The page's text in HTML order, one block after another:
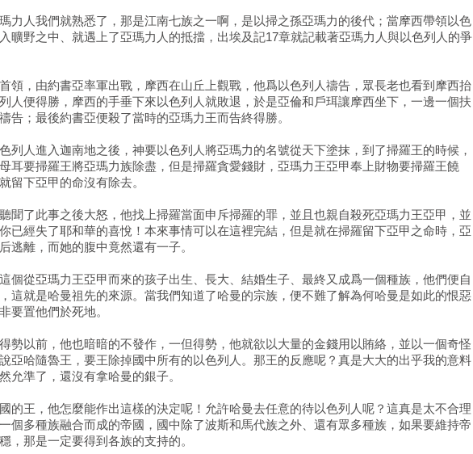
力人我們就熟悉了，那是江南七族之一啊，是以掃之孫亞瑪力的後代；當摩西帶領以色
曠野之中、就遇上了亞瑪力人的抵擋，出埃及記17章就記載著亞瑪力人與以色列人的爭
領，由約書亞率軍出戰，摩西在山丘上觀戰，他爲以色列人禱告，眾長老也看到摩西抬
人便得勝，摩西的手垂下來以色列人就敗退，於是亞倫和戶珥讓摩西坐下，一邊一個扶
告；最後約書亞便殺了當時的亞瑪力王而告終得勝。
列人進入迦南地之後，神要以色列人將亞瑪力的名號從天下塗抹，到了掃羅王的時候，
耳要掃羅王將亞瑪力族除盡，但是掃羅貪愛錢財，亞瑪力王亞甲奉上財物要掃羅王饒
留下亞甲的命沒有除去。
聞了此事之後大怒，他找上掃羅當面申斥掃羅的罪，並且也親自殺死亞瑪力王亞甲，並
已經失了耶和華的喜悅！本來事情可以在這裡完結，但是就在掃羅留下亞甲之命時，亞
逃離，而她的腹中竟然還有一子。
個從亞瑪力王亞甲而來的孩子出生、長大、結婚生子、最終又成爲一個種族，他們便自
這就是哈曼祖先的來源。當我們知道了哈曼的宗族，便不難了解為何哈曼是如此的恨惡
要置他們於死地。
勢以前，他也暗暗的不發作，一但得勢，他就欲以大量的金錢用以賄絡，並以一個奇怪
亞哈隨魯王，要王除掉國中所有的以色列人。那王的反應呢？真是大大的出乎我的意料
允準了，還沒有拿哈曼的銀子。
的王，他怎麼能作出這樣的決定呢！允許哈曼去任意的待以色列人呢？這真是太不合理
個多種族融合而成的帝國，國中除了波斯和馬代族之外、還有眾多種族，如果要維持帝
，那是一定要得到各族的支持的。